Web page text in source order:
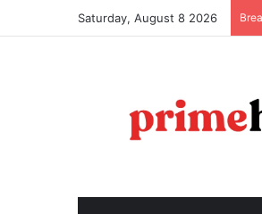
Saturday, August 8 2026